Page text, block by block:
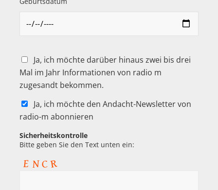
Ja, ich möchte darüber hinaus zwei bis drei
Mal im Jahr Informationen von radio m
zugesandt bekommen.
Ja, ich möchte den Andacht-Newsletter von
radio-m abonnieren
Sicherheitskontrolle
Bitte geben Sie den Text unten ein: